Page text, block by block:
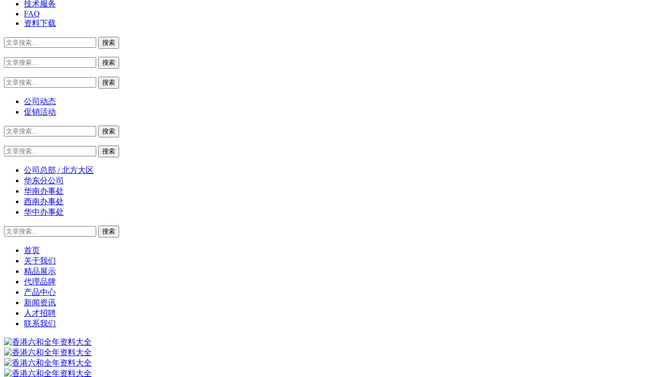
技术服务
FAQ
资料下载
公司动态
促销活动
公司总部 / 北方大区
华东分公司
华南办事处
西南办事处
华中办事处
首页
关于我们
精品展示
代理品牌
产品中心
新闻资讯
人才招聘
联系我们